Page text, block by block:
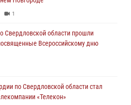
1
Свердловской области прошли
Всероссийскому дню
по Свердловской области стал
«Телекон»